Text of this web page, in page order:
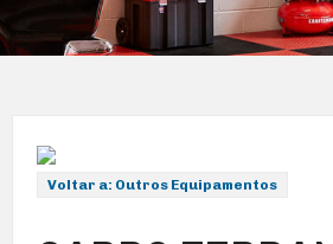
Voltar a: Outros Equipamentos